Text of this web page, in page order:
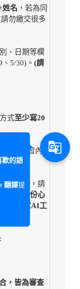
姓名 ，若為同
勿繳交很多
、日期等欄
5/30)。 (請
式至少寫20
依據實習內
一倍行高
，請
每一份心
及其它AI工
，皆為審查
歡的語
翻譯提
g_translate